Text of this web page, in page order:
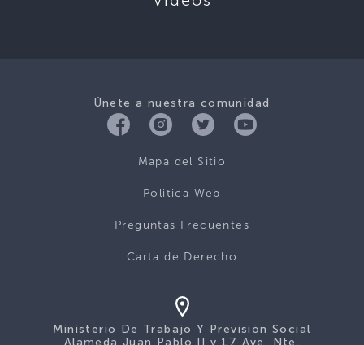
Únete a nuestra comunidad
Mapa del Sitio
Politica Web
Preguntas Frecuentes
Carta de Derecho
Ministerio De Trabajo Y Previsión Social
Alameda Juan Pablo II y 17 Ave. Nte.